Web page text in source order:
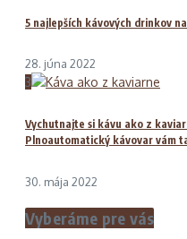
5 najlepších kávových drinkov
28. júna 2022
3
Vychutnajte si kávu ako z
Plnoautomatický kávovar vám
30. mája 2022
Vyberáme pre vás